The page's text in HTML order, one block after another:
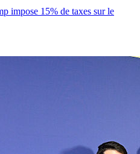
impose 15% de taxes sur le